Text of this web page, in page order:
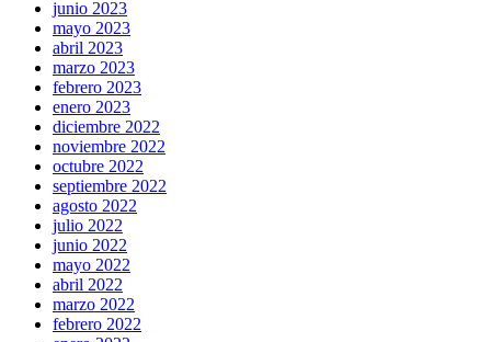
junio 2023
mayo 2023
abril 2023
marzo 2023
febrero 2023
enero 2023
diciembre 2022
noviembre 2022
octubre 2022
septiembre 2022
agosto 2022
julio 2022
junio 2022
mayo 2022
abril 2022
marzo 2022
febrero 2022